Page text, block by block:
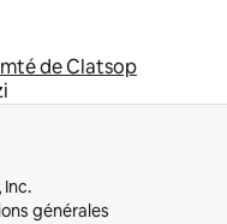
de Clatsop
générales